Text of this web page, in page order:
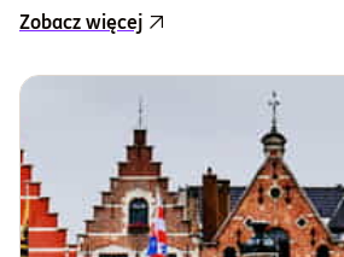
Zobacz więcej